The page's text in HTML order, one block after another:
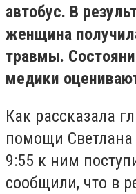
автобус. В
женщина
травмы.
медики
Как рассказала
помощи Светлана
9:55 к ним
сообщили, что в